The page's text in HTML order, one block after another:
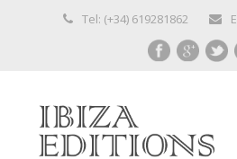
Tel: (+34) 619281862